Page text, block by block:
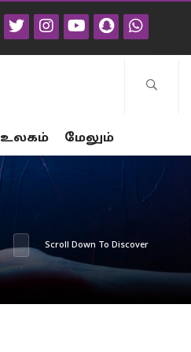
உலகம் மேலும்
Scroll Down To Discover